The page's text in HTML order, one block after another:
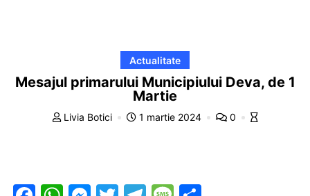
Actualitate
Mesajul primarului Municipiului Deva, de 1
Martie
Livia Botici 1 martie 2024 0